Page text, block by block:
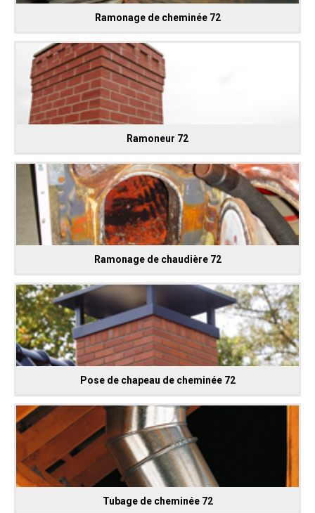
Ramonage de cheminée 72
Ramoneur 72
Ramonage de chaudière 72
Pose de chapeau de cheminée 72
Tubage de cheminée 72